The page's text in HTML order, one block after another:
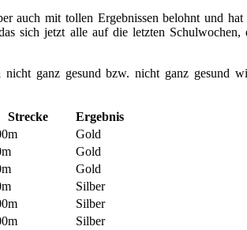
auch mit tollen Ergebnissen belohnt und
sich jetzt alle auf die letzten
ganz gesund bzw. nicht ganz gesund
Strecke
Ergebnis
Gold
Gold
Gold
Silber
Silber
Silber